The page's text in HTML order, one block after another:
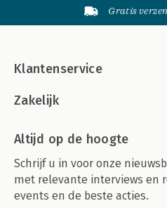
Gratis
Klantenservice
Zakelijk
Altijd op de hoogte
Schrijf u in voor onze
met relevante interviews en
events en de beste acties.